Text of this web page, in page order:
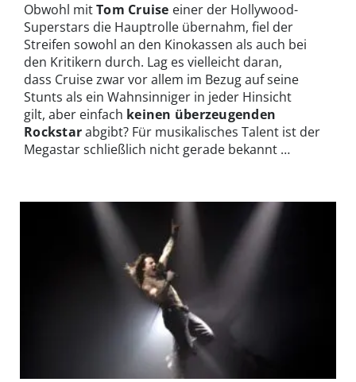
Obwohl mitTom Cruise einer der Hollywood-
Superstars die Hauptrolle übernahm, fiel der
Streifen sowohl an den Kinokassen als auch bei
den Kritikern durch. Lag es vielleicht daran,
dass Cruise zwar vor allem im Bezug auf seine
Stunts als ein Wahnsinniger in jeder Hinsicht
gilt, aber einfach keinen überzeugenden
Rockstarabgibt? Für musikalisches Talent ist der
Megastar schließlich nicht gerade bekannt …